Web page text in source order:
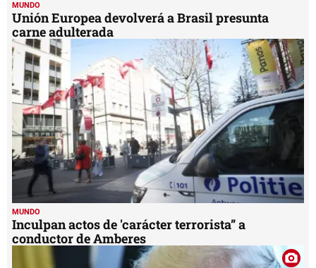
MUNDO
Unión Europea devolverá a Brasil presunta
carne adulterada
MUNDO
Inculpan actos de 'carácter terrorista” a
conductor de Amberes